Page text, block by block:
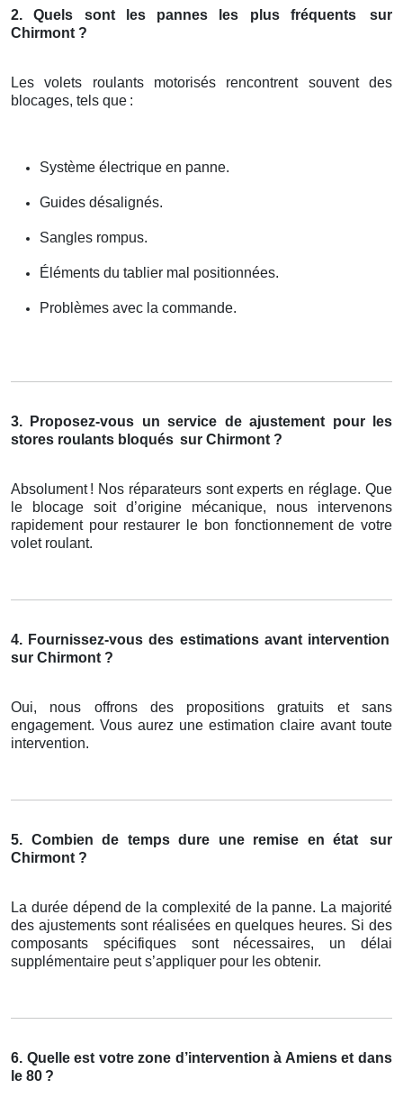
2. Quels sont les pannes les plus fréquents
sur
Chirmont ?
Les volets roulants motorisés rencontrent souvent des
blocages, tels que :
Système électrique en panne.
Guides désalignés.
Sangles rompus.
Éléments du tablier mal positionnées.
Problèmes avec la commande.
3. Proposez-vous un service de ajustement pour les
stores roulants bloqués sur Chirmont ?
Absolument ! Nos réparateurs sont experts en réglage. Que
le blocage soit d’origine mécanique, nous intervenons
rapidement pour restaurer le bon fonctionnement de votre
volet roulant.
4. Fournissez-vous des estimations avant intervention
sur Chirmont ?
Oui, nous offrons des propositions gratuits et sans
engagement. Vous aurez une estimation claire avant toute
intervention.
5. Combien de temps dure une remise en état
sur
Chirmont ?
La durée dépend de la complexité de la panne. La majorité
des ajustements sont réalisées en quelques heures. Si des
composants spécifiques sont nécessaires, un délai
supplémentaire peut s’appliquer pour les obtenir.
6. Quelle est votre zone d’intervention à Amiens et dans
le 80 ?